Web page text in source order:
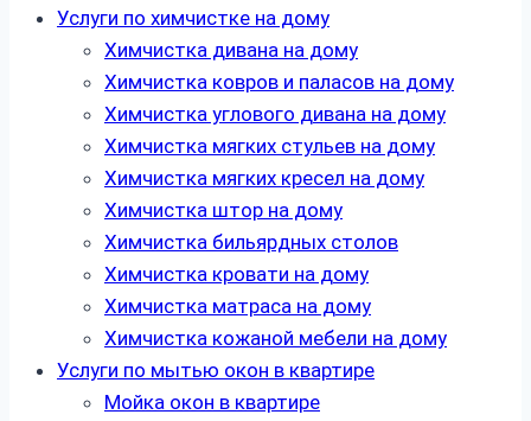
Услуги по химчистке на дому
Химчистка дивана на дому
Химчистка ковров и паласов на дому
Химчистка углового дивана на дому
Химчистка мягких стульев на дому
Химчистка мягких кресел на дому
Химчистка штор на дому
Химчистка бильярдных столов
Химчистка кровати на дому
Химчистка матраса на дому
Химчистка кожаной мебели на дому
Услуги по мытью окон в квартире
Мойка окон в квартире